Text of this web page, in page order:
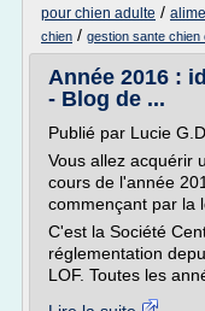
pour chien adulte /
chien / gestion sante chien
Année 2016 :
- Blog de ...
Publié par Lucie G.D.
Vous allez acquérir
cours de l'année
commençant par la
C'est la Société
réglementation
LOF. Toutes les